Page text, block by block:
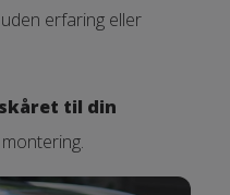
erfaring eller
til din